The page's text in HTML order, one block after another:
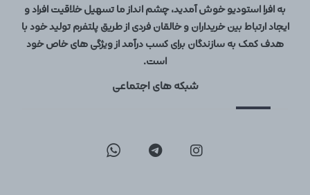
به افرا استودیو خوش آمدید، چشم انداز ما تسهیل خلاقیت افراد و
ایجاد ارتباط بین خریداران و خالقان فردی از طریق پلتفرم تولید خود با
هدف کمک به سازندگان برای کسب درآمد از ویژگی های خاص خود
است.
شبکه های اجتماعی